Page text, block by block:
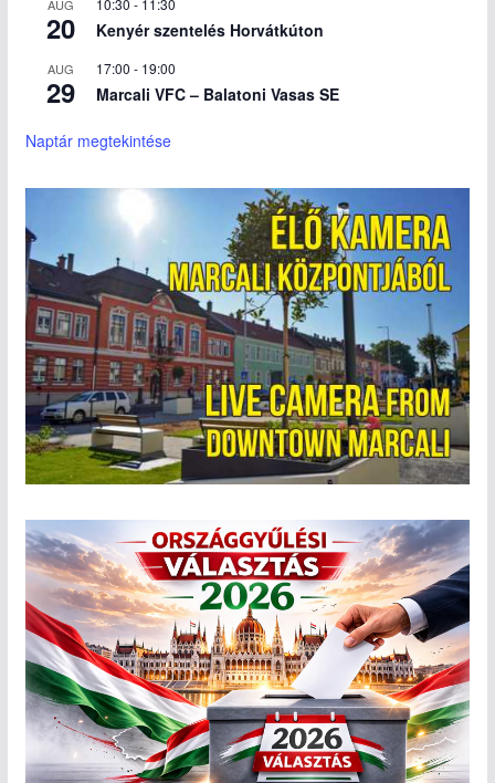
AUG
20 Kenyér szentelés Horvátkúton
AUG
29
17:00 - 19:00
Marcali VFC – Balatoni Vasas SE
Naptár megtekintése